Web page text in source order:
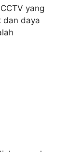
yang
dan daya